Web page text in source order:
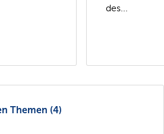
des...
Themen (4)